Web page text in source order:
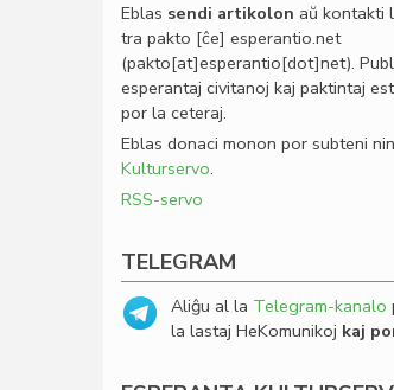
Eblas sendi artikolon aŭ kontakti
tra pakto [ĉe] esperantio.net
(pakto[at]esperantio[dot]net).
esperantaj civitanoj kaj paktintaj
por la ceteraj.
Eblas donaci monon por subteni
Kulturservo.
RSS-servo
TELEGRAM
Aliĝu al la Telegram-kanalo
la lastaj HeKomunikoj kaj